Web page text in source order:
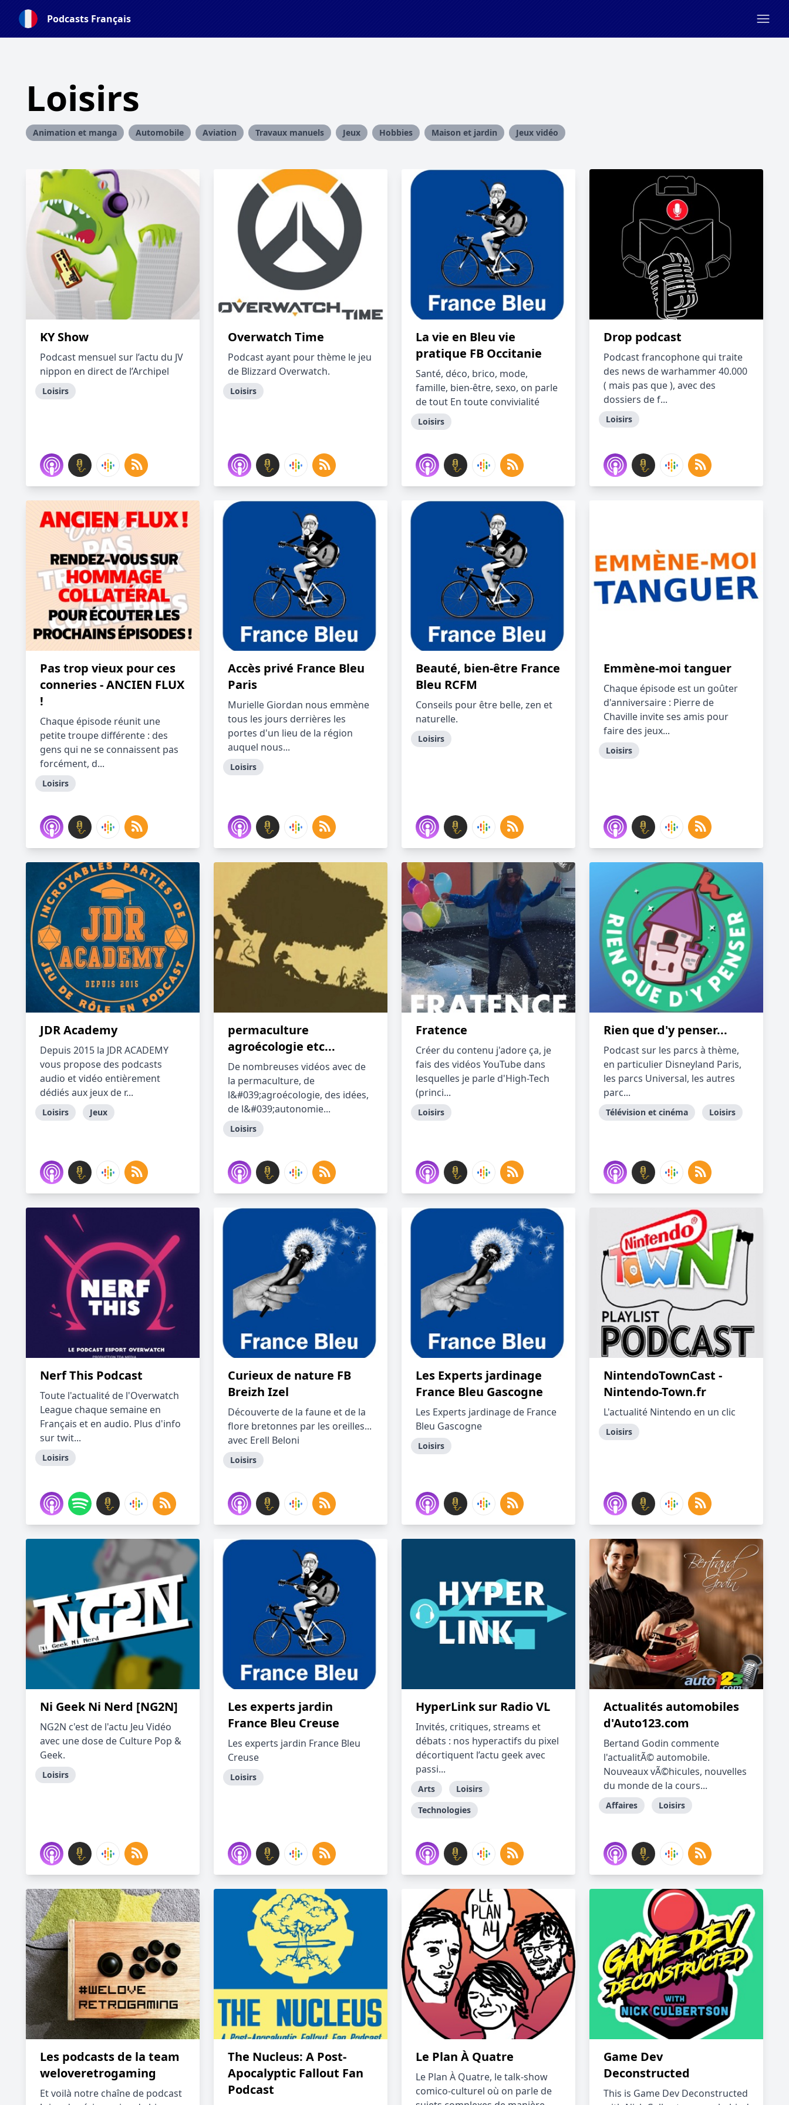
Podcasts Français
Loisirs
Animation et manga Automobile Aviation Travaux manuels Jeux Hobbies Maison et jardin Jeux vidéo
KY Show
Podcast mensuel sur l’actu du JV
nippon en direct de l’Archipel
Loisirs
Overwatch Time
Podcast ayant pour thème le jeu
de Blizzard Overwatch.
Loisirs
La vie en Bleu vie
pratique FB Occitanie
Santé, déco, brico, mode,
famille, bien-être, sexo, on parle
de tout En toute convivialité
Loisirs
Drop podcast
Podcast francophone qui traite
des news de warhammer 40.000
( mais pas que ), avec des
dossiers de f...
Loisirs
Pas trop vieux pour ces
conneries - ANCIEN FLUX
!
Chaque épisode réunit une
petite troupe différente : des
gens qui ne se connaissent pas
forcément, d...
Loisirs
Accès privé France Bleu
Paris
Murielle Giordan nous emmène
tous les jours derrières les
portes d'un lieu de la région
auquel nous...
Loisirs
Beauté, bien-être France
Bleu RCFM
Conseils pour être belle, zen et
naturelle.
Loisirs
Emmène-moi tanguer
Chaque épisode est un goûter
d'anniversaire : Pierre de
Chaville invite ses amis pour
faire des jeux...
Loisirs
JDR Academy
Depuis 2015 la JDR ACADEMY
vous propose des podcasts
audio et vidéo entièrement
dédiés aux jeux de r...
Loisirs Jeux
permaculture
agroécologie etc...
De nombreuses vidéos avec de
la permaculture, de
l&#039;agroécologie, des idées,
de l&#039;autonomie...
Loisirs
Fratence
Créer du contenu j'adore ça, je
fais des vidéos YouTube dans
lesquelles je parle d'High-Tech
(princi...
Loisirs
Rien que d'y penser...
Podcast sur les parcs à thème,
en particulier Disneyland Paris,
les parcs Universal, les autres
parc...
Télévision et cinéma Loisirs
Nerf This Podcast
Toute l'actualité de l'Overwatch
League chaque semaine en
Français et en audio. Plus d'info
sur twit...
Loisirs
Curieux de nature FB
Breizh Izel
Découverte de la faune et de la
flore bretonnes par les oreilles...
avec Erell Beloni
Loisirs
Les Experts jardinage
France Bleu Gascogne
Les Experts jardinage de France
Bleu Gascogne
Loisirs
NintendoTownCast -
Nintendo-Town.fr
L'actualité Nintendo en un clic
Loisirs
Ni Geek Ni Nerd [NG2N]
NG2N c'est de l'actu Jeu Vidéo
avec une dose de Culture Pop &
Geek.
Loisirs
Les experts jardin
France Bleu Creuse
Les experts jardin France Bleu
Creuse
Loisirs
HyperLink sur Radio VL
Invités, critiques, streams et
débats : nos hyperactifs du pixel
décortiquent l’actu geek avec
passi...
Arts
Loisirs
Technologies
Actualités automobiles
d'Auto123.com
Bertand Godin commente
l'actualitÃ© automobile.
Nouveaux vÃ©hicules, nouvelles
du monde de la cours...
Affaires Loisirs
Les podcasts de la team
weloveretrogaming
Et voilà notre chaîne de podcast
The Nucleus: A Post-
Apocalyptic Fallout Fan
Podcast
Le Plan À Quatre
Le Plan À Quatre, le talk-show
comico-culturel où on parle de
Game Dev
Deconstructed
This is Game Dev Deconstructed